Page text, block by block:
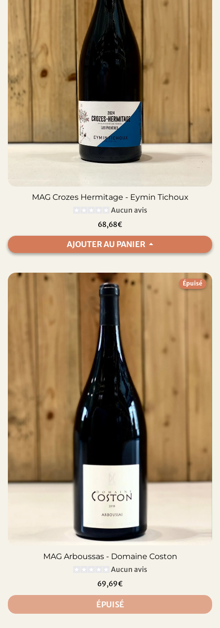
MAG Crozes Hermitage - Eymin Tichoux
Aucun avis
68,68€
AJOUTER AU PANIER
Épuisé
MAG Arboussas - Domaine Coston
Aucun avis
69,69€
ÉPUISÉ